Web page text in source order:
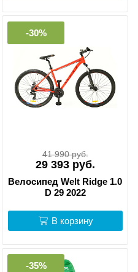
-30%
41 990 руб.
29 393 руб.
Велосипед Welt Ridge 1.0
D 29 2022
В корзину
-35%